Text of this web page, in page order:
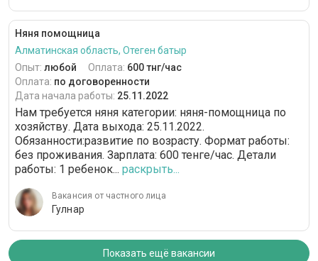
Няня помощница
Алматинская область, Отеген батыр
Опыт: любой Оплата: 600 тнг/час
Оплата: по договоренности
Дата начала работы: 25.11.2022
Нам требуется няня категории: няня-помощница по
хозяйству. Дата выхода: 25.11.2022.
Обязанности:развитие по возрасту. Формат работы:
без проживания. Зарплата: 600 тенге/час. Детали
работы: 1 ребенок... раскрыть...
Вакансия от частного лица
Гулнар
Показать ещё вакансии